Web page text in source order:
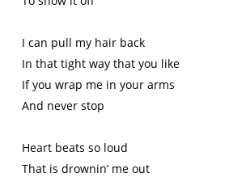
I can pull my hair back
In that tight way that you like
If you wrap me in your arms
And never stop
Heart beats so loud
That is drownin’ me out